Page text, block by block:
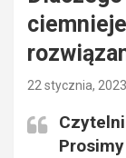
22 stycznia, 2023